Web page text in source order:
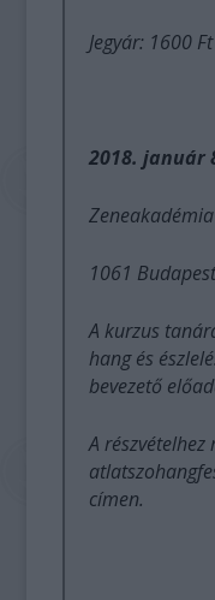
Jegyár: 1600 Ft
2018. január
1061
A kurzus
hang és
bevezető
A részvételhez
címen.